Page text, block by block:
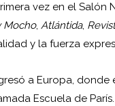
vez en el Salón
Mocho, Atlántida,
y la fuerza
a Europa,
Escuela de